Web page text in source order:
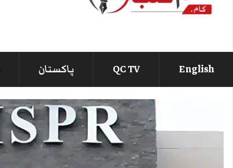
English
QC TV پاکستان